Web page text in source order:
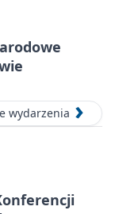
wydarzenia